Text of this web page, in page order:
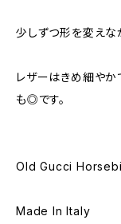
少しずつ形を変えな
レザーはきめ細やか
も◎です。
Old Gucci
Made In Italy